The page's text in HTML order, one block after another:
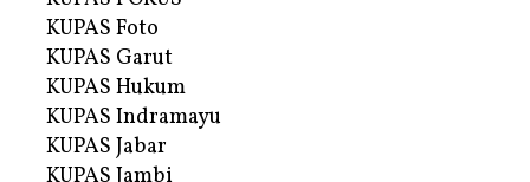
KUPAS Foto
KUPAS Garut
KUPAS Hukum
KUPAS Indramayu
KUPAS Jabar